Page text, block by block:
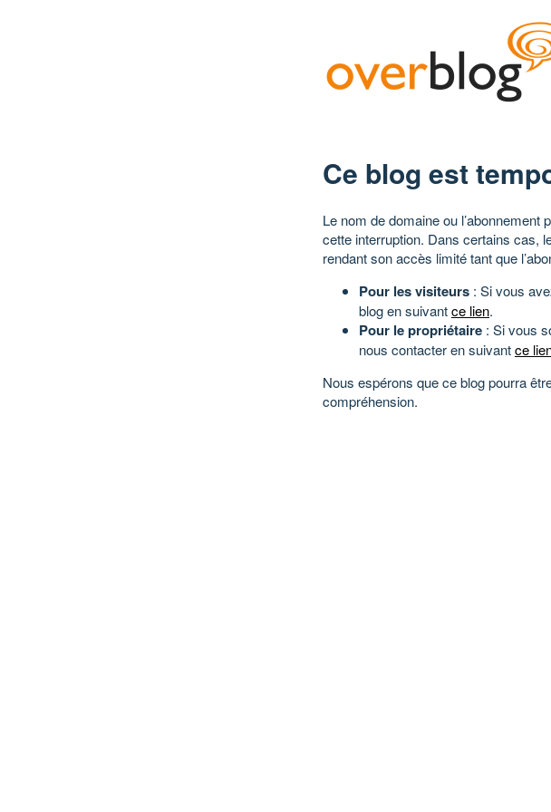
Ce blog est
Le nom de domaine ou l’abonnement
cette interruption. Dans certains cas,
rendant son accès limité tant que
Pour les visiteurs : Si vous
blog en suivantce lien.
Pour le propriétaire : Si vous
nous contacter en suivantce
Nous espérons que ce blog pourra
compréhension.